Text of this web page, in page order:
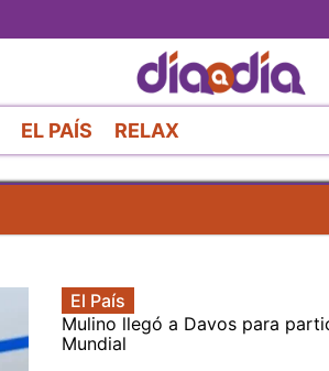
al
contenido
principal
EL PAÍS RELAX
El País
Mulino llegó a Davos para
Mundial